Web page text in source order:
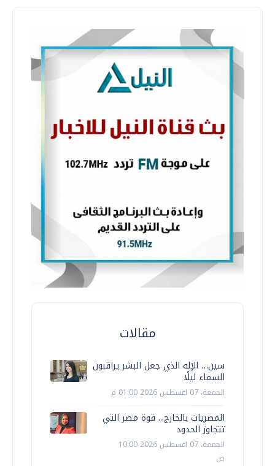
مقالات
سين… الإله الذي جعل البشر يراقبون
السماء ليلًا
الجمعة، 07 اغسطس 2026 01:00 م
المصريات بالخارج... قوة مصر التي
تتجاوز الحدود
الجمعة، 07 اغسطس 2026 10:00
ص